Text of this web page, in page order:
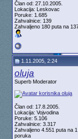
Član od: 27.10.2005.
Lokacija: Leskovac
Poruke: 1.685
Zahvalnice: 139
Zahvaljeno 180 puta na
1.11.2005, 2:24
oluja
Superb Moderator
Član od: 17.8.2005.
Lokacija: Vojvodina
Poruke: 5.106
Zahvalnice: 3.317
Zahvaljeno 4.551 puta na
poruka